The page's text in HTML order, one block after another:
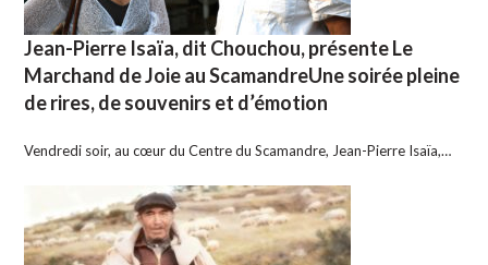
Jean-Pierre Isaïa, dit Chouchou, présente Le
Marchand de Joie au ScamandreUne soirée pleine
de rires, de souvenirs et d’émotion
Vendredi soir, au cœur du Centre du Scamandre, Jean-Pierre Isaïa,…